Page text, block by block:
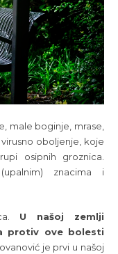
male boginje, mrase,
oboljenje, koje
osipnih groznica.
znacima i
U našoj zemlji
protiv ove bolesti
je prvi u našoj